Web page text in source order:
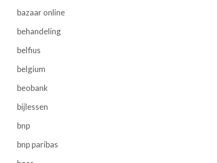
bazaar online
behandeling
belfius
belgium
beobank
bijlessen
bnp
bnp paribas